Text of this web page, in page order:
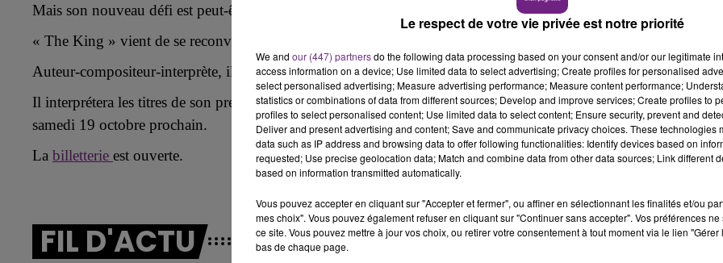
7h00 - 11h00 11h00 - 16h00
LE WEEK-END CHAMPAGNE FM
Mais son nouveau défi est peut-être le plus étonnant.
« The King » vient de se reconvertir
Auteur-compositeur-interprète, il entame une tournée dans plusieurs pays d’Europe et bien sûr en France.
Il interprétera les titres de son premier album, «Cantona sings Eric», sur la scène de la Cartonnerie de Reims, le
samedi 19 octobre prochain.
La billetterie est ouverte.
FIL D'ACTU
Le respect de votre vie privée est notre priorité
We and our (447) partnersdo the following data processing based on your consent and/or our legitimate
access information on a device; Use limited data to select advertising; Create profiles for personalised
select personalised advertising; Measure advertising performance; Measure content performance;
statistics or combinations of data from different sources; Develop and improve services; Create profiles to
profiles to select personalised content; Use limited data to select content; Ensure security, prevent and
Deliver and present advertising and content; Save and communicate privacy choices. These technologies
data such as IP address and browsing data to offer following functionalities: Identify devices based on
requested; Use precise geolocation data; Match and combine data from other data sources; Link different
based on information transmitted automatically.
Vous pouvez accepter en cliquant sur "Accepter et fermer", ou affiner en sélectionnant les finalités et/ou
mes choix". Vous pouvez également refuser en cliquant sur "Continuer sans accepter". Vos préférences
ce site. Vous pouvez mettre à jour vos choix, ou retirer votre consentement à tout moment via le lien
bas de chaque page.